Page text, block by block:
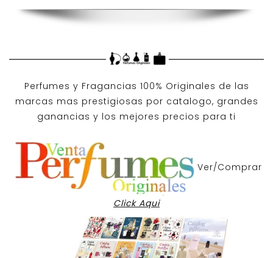
Perfumes y Fragancias 100% Originales de las
marcas mas prestigiosas por catalogo, grandes
ganancias y los mejores precios para ti
Ver/Comprar
Click Aqui